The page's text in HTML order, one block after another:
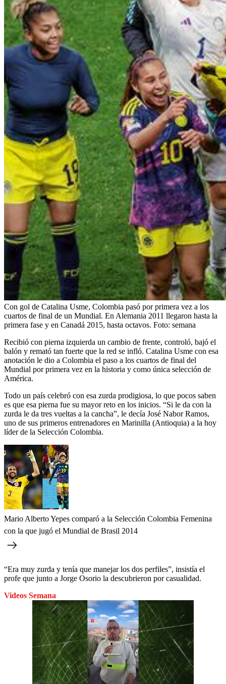
Con gol de Catalina Usme, Colombia pasó por primera vez a los
cuartos de final de un Mundial. En Alemania 2011 llegaron hasta la
primera fase y en Canadá 2015, hasta octavos. Foto: semana
Recibió con pierna izquierda un cambio de frente, controló, bajó el
balón y remató tan fuerte que la red se infló. Catalina Usme con esa
anotación le dio a Colombia el paso a los cuartos de final del
Mundial por primera vez en la historia y como única selección de
América.
Todo un país celebró con esa zurda prodigiosa, lo que pocos saben
es que esa pierna fue su mayor reto en los inicios. “Si le da con la
zurda le da tres vueltas a la cancha”, le decía José Nabor Ramos,
uno de sus primeros entrenadores en Marinilla (Antioquia) a la hoy
líder de la Selección Colombia.
Mario Alberto Yepes comparó a la Selección Colombia Femenina
con la que jugó el Mundial de Brasil 2014
“Era muy zurda y tenía que manejar los dos perfiles”, insistía el
profe que junto a Jorge Osorio la descubrieron por casualidad.
Videos Semana